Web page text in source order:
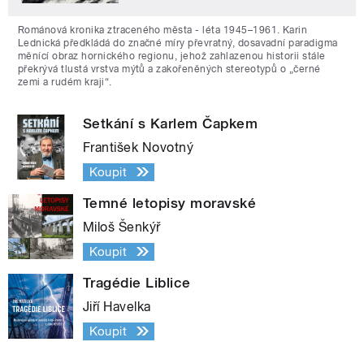
Románová kronika ztraceného města - léta 1945–1961. Karin
Lednická předkládá do značné míry převratný, dosavadní paradigma
měnící obraz hornického regionu, jehož zahlazenou historii stále
překrývá tlustá vrstva mýtů a zakořeněných stereotypů o „černé
zemi a rudém kraji“.
Setkání s Karlem Čapkem
František Novotný
Koupit
Temné letopisy moravské
Miloš Šenkýř
Koupit
Tragédie Liblice
Jiří Havelka
Koupit